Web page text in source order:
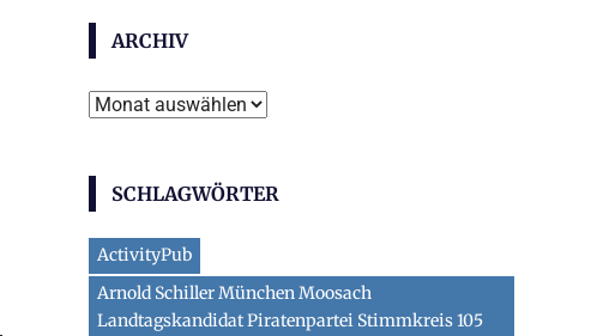
ARCHIV
Archiv
SCHLAGWÖRTER
ActivityPub
Arnold Schiller München Moosach
Landtagskandidat Piratenpartei Stimmkreis 105